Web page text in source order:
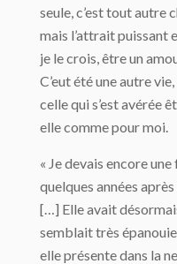
seule, c’est tout autre
mais l’attrait puissant
je le crois, être un
C’eut été une autre
celle qui s’est avérée
elle comme pour moi.
« Je devais encore
quelques années
[…] Elle avait
semblait très
elle présente dans la